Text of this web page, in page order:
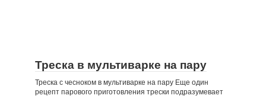
Треска в мультиварке на пару
Треска с чесноком в мультиварке на пару Еще один
рецепт парового приготовления трески подразумевает